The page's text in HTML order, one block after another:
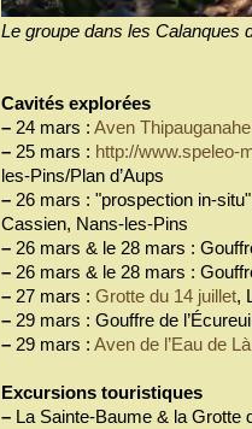
Le groupe dans les Calanques
Cavités explorées
– 24 mars : Aven Thipauganahe
– 25 mars : http://www.speleo-
les-Pins/Plan d’Aups
– 26 mars : "prospection in-
Cassien, Nans-les-Pins
– 26 mars & le 28 mars :
– 26 mars & le 28 mars :
– 27 mars : Grotte du 14 juillet,
– 29 mars : Gouffre de
– 29 mars : Aven de l’Eau de Là
Excursions touristiques
– La Sainte-Baume & la Grotte